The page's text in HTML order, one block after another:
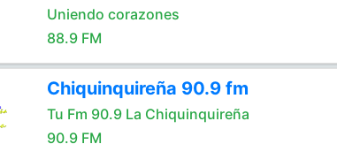
Uniendo corazones
88.9 FM
Chiquinquireña 90.9 fm
Tu Fm 90.9 La Chiquinquireña
90.9 FM